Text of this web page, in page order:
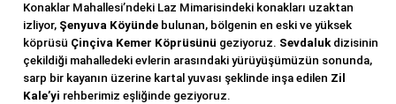
Konaklar Mahallesi’ndeki Laz Mimarisindeki konakları uzaktan
izliyor, Şenyuva Köyünde bulunan, bölgenin en eski ve yüksek
köprüsü Çinçiva Kemer Köprüsünü geziyoruz. Sevdalukdizisinin
çekildiği mahalledeki evlerin arasındaki yürüyüşümüzün sonunda,
sarp bir kayanın üzerine kartal yuvası şeklinde inşa edilen Zil
Kale’yi rehberimiz eşliğinde geziyoruz.